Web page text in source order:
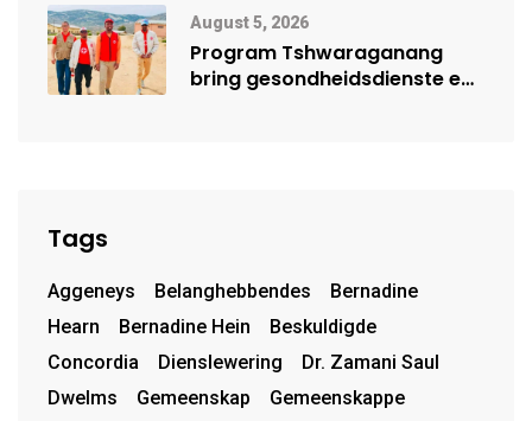
Mensehandel
August 5, 2026
Program Tshwaraganang
bring gesondheidsdienste en
Tags
Aggeneys Belanghebbendes
Bernadine
Hearn
Bernadine Hein
Beskuldigde
Concordia
Dienslewering
Dr. Zamani Saul
Dwelms
Gemeenskap
Gemeenskappe